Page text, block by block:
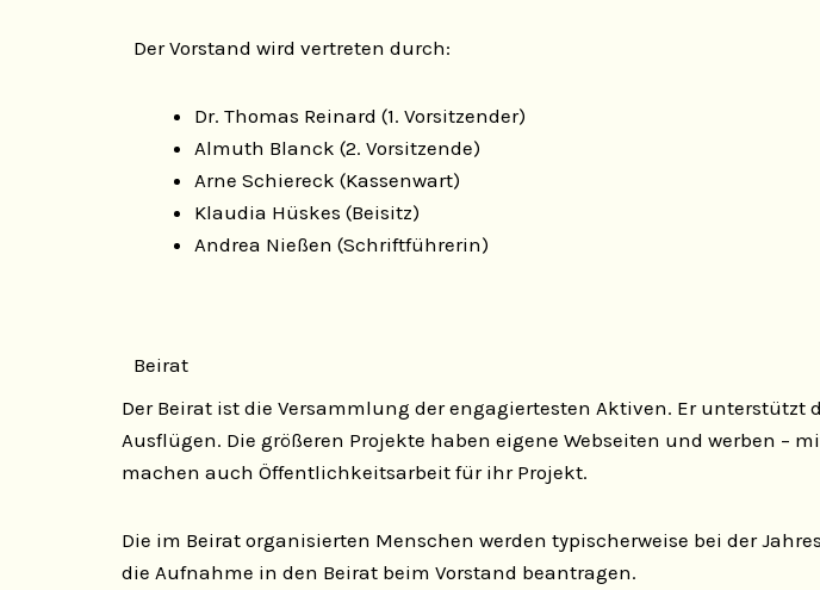
Der Vorstand wird vertreten durch:
Dr. Thomas Reinard (1. Vorsitzender)
Almuth Blanck (2. Vorsitzende)
Arne Schiereck (Kassenwart)
Klaudia Hüskes (Beisitz)
Andrea Nießen (Schriftführerin)
Beirat
Der Beirat ist die Versammlung der engagiertesten Aktiven. Er unterstützt
Ausflügen. Die größeren Projekte haben eigene Webseiten und werben –
machen auch Öffentlichkeitsarbeit für ihr Projekt.
Die im Beirat organisierten Menschen werden typischerweise bei der
die Aufnahme in den Beirat beim Vorstand beantragen.